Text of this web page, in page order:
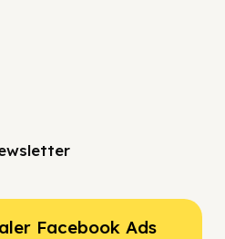
Facebook Ads